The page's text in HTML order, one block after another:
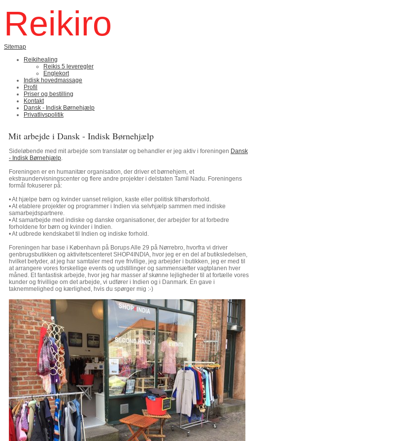
Reikiro
Sitemap
Reikihealing
Reikis 5 leveregler
Englekort
Indisk hovedmassage
Profil
Priser og bestilling
Kontakt
Dansk - Indisk Børnehjælp
Privatlivspolitik
Mit arbejde i Dansk - Indisk Børnehjælp
Sideløbende med mit arbejde som translatør og behandler er jeg aktiv i foreningen Dansk
- Indisk Børnehjælp.
Foreningen er en humanitær organisation, der driver et børnehjem, et
ekstraundervisningscenter og flere andre projekter i delstaten Tamil Nadu. Foreningens
formål fokuserer på:
• At hjælpe børn og kvinder uanset religion, kaste eller politisk tilhørsforhold.
• At etablere projekter og programmer i Indien via selvhjælp sammen med indiske
samarbejdspartnere.
• At samarbejde med indiske og danske organisationer, der arbejder for at forbedre
forholdene for børn og kvinder i Indien.
• At udbrede kendskabet til Indien og indiske forhold.
Foreningen har base i København på Borups Alle 29 på Nørrebro, hvorfra vi driver
genbrugsbutikken og aktivitetscenteret SHOP4INDIA, hvor jeg er en del af butiksledelsen,
hvilket betyder, at jeg har samtaler med nye frivllige, jeg arbejder i butikken, jeg er med til
at arrangere vores forskellige events og udstillinger og sammensætter vagtplanen hver
måned. Et fantastisk arbejde, hvor jeg har masser af skønne lejligheder til at fortælle vores
kunder og frivillige om det arbejde, vi udfører i Indien og i Danmark. En gave i
taknemmelighed og kærlighed, hvis du spørger mig :-)